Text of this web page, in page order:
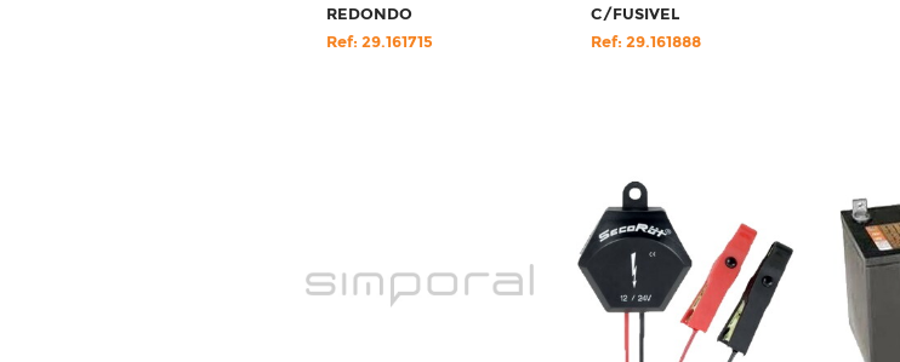
REDONDO
Ref: 29.161715
C/FUSIVEL
Ref: 29.161888